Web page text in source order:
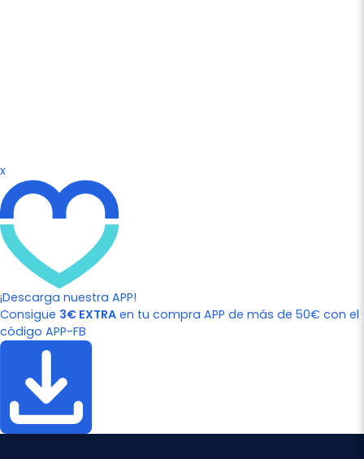
x
¡Descarga nuestra APP!
Consigue 3€ EXTRA en tu compra APP de más de 50€ con el
código APP-FB